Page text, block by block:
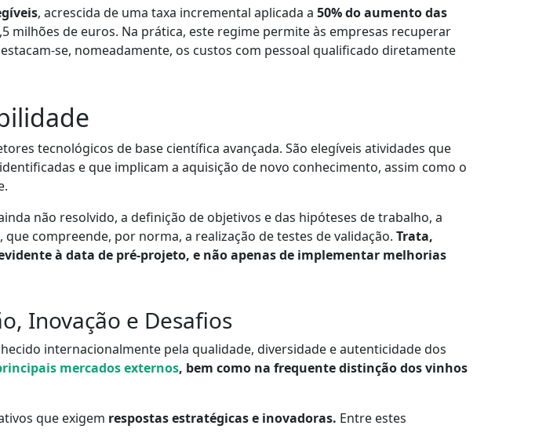
, acrescida de uma taxa incremental aplicada a 50% do aumento das
milhões de euros. Na prática, este regime permite às empresas recuperar
se, nomeadamente, os custos com pessoal qualificado diretamente
tecnológicos de base científica avançada. São elegíveis atividades que
e que implicam a aquisição de novo conhecimento, assim como o
não resolvido, a definição de objetivos e das hipóteses de trabalho, a
compreende, por norma, a realização de testes de validação. Trata,
à data de pré-projeto, e não apenas de implementar melhorias
Inovação e Desafios
internacionalmente pela qualidade, diversidade e autenticidade dos
mercados externos, bem como na frequente distinção dos vinhos
que exigem respostas estratégicas e inovadoras. Entre estes